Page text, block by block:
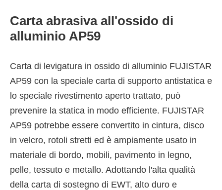
Carta abrasiva all'ossido di
alluminio AP59
Carta di levigatura in ossido di alluminio FUJISTAR
AP59 con la speciale carta di supporto antistatica e
lo speciale rivestimento aperto trattato, può
prevenire la statica in modo efficiente. FUJISTAR
AP59 potrebbe essere convertito in cintura, disco
in velcro, rotoli stretti ed è ampiamente usato in
materiale di bordo, mobili, pavimento in legno,
pelle, tessuto e metallo. Adottando l'alta qualità
della carta di sostegno di EWT, alto duro e